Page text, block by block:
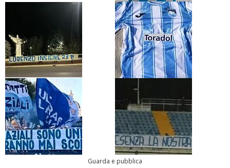
Guarda e pubblica